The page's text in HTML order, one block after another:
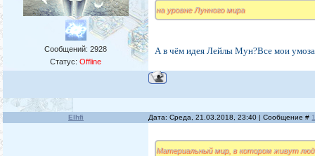
Сообщений:2928
Статус:Offline
на уровне Лунного мира
А в чём идея Лейлы Мун?Все мои
Elhfi Дата: Среда, 21.03.2018, 23:40 | Сообщение #
Материальный мир, в котором живут